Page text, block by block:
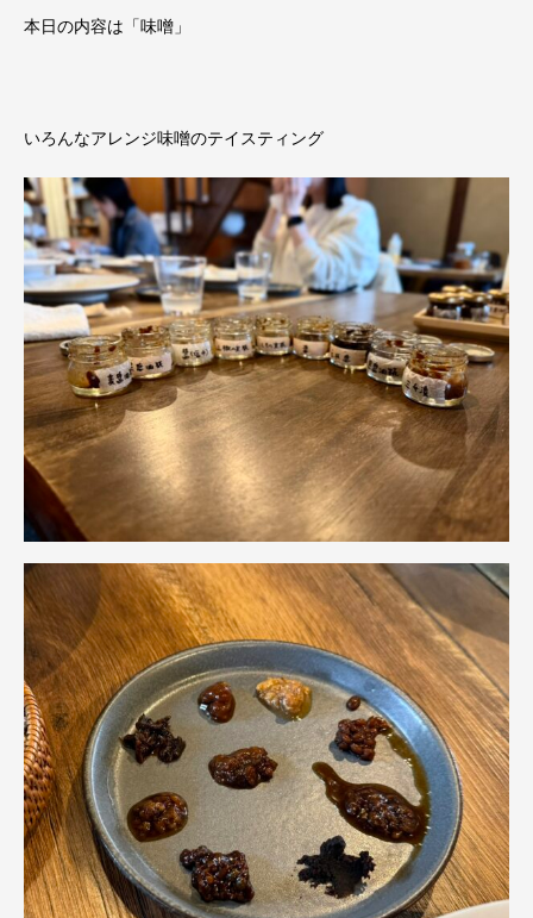
本日の内容は「味噌」
いろんなアレンジ味噌のテイスティング